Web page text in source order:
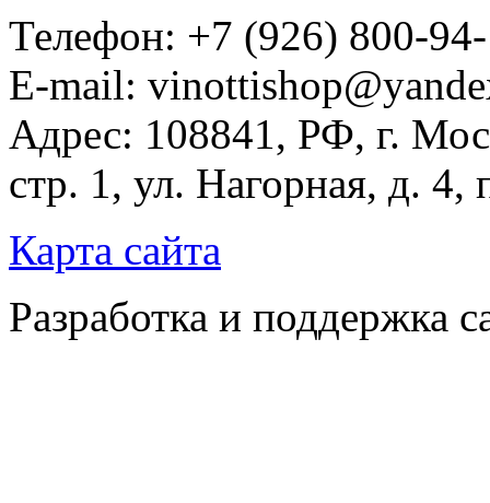
Телефон: +7 (926) 800-
E-mail:
Адрес: 108841, РФ, г.
стр. 1, ул. Нагорная, д.
Карта сайта
Разработка и поддержка